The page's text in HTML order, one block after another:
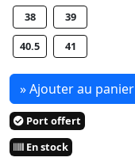
38 39
40.5 41
» Ajouter au panier
Port offert
En stock